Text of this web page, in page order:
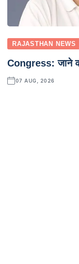
RAJASTHAN NEWS
Congress: जाने
07 AUG, 2026